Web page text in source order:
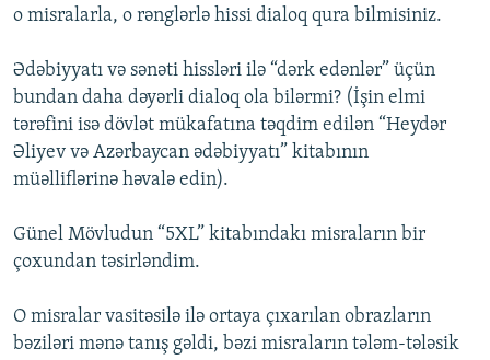
o misralarla, o rənglərlə hissi dialoq qura bilmisiniz.
Ədəbiyyatı və sənəti hissləri ilə “dərk edənlər” üçün
bundan daha dəyərli dialoq ola bilərmi? (İşin elmi
tərəfini isə dövlət mükafatına təqdim edilən “Heydər
Əliyev və Azərbaycan ədəbiyyatı” kitabının
müəlliflərinə həvalə edin).
Günel Mövludun “5XL” kitabındakı misraların bir
çoxundan təsirləndim.
O misralar vasitəsilə ilə ortaya çıxarılan obrazların
bəziləri mənə tanış gəldi, bəzi misraların tələm-tələsik